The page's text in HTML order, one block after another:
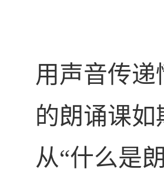
用声音传
的朗诵课如
从“什么是